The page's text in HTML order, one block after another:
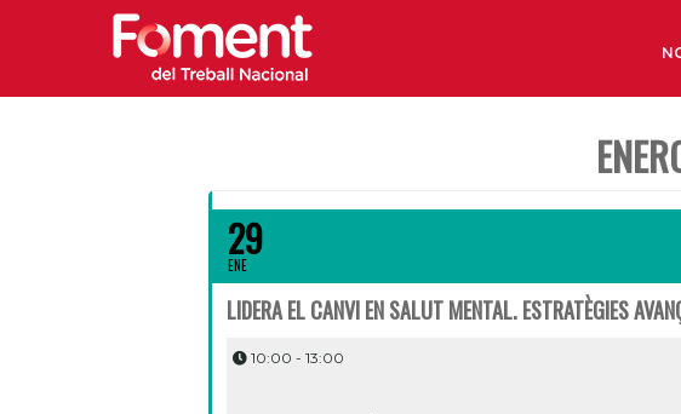
29
ENE
LIDERA EL CANVI EN SALUT MENTAL. ESTRATÈGIES
10:00 - 13:00